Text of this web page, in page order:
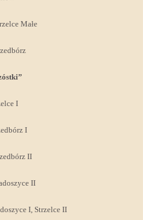
Małe
I
I
II
II
I, Strzelce II